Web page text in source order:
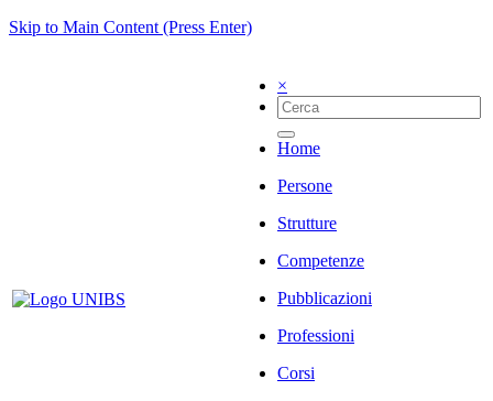
Skip to Main Content (Press Enter)
×
Home
Persone
Strutture
Competenze
Pubblicazioni
Professioni
Corsi